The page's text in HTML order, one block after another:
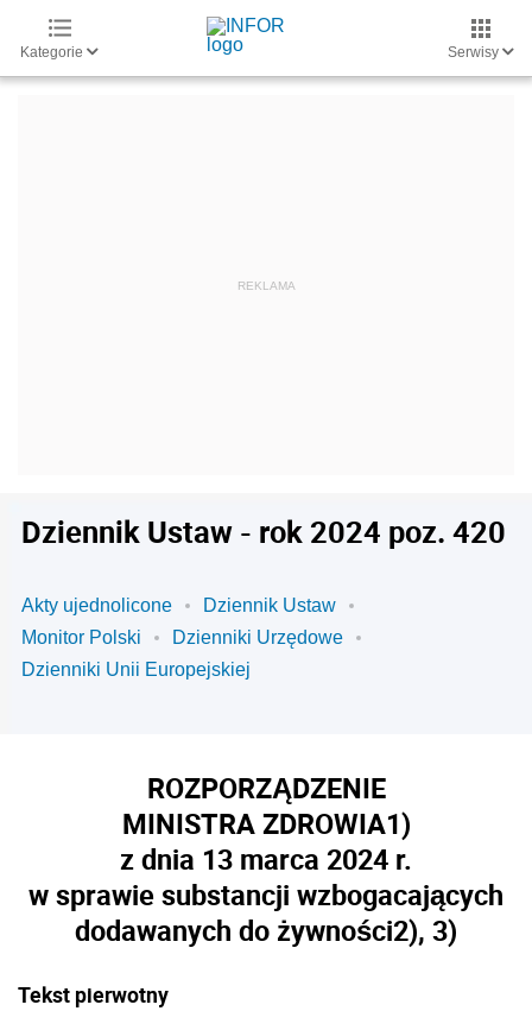
Kategorie Serwisy
Dziennik Ustaw - rok 2024 poz. 420
Akty ujednolicone
Dziennik Ustaw
Monitor Polski
Dzienniki Urzędowe
Dzienniki Unii Europejskiej
ROZPORZĄDZENIE
MINISTRA ZDROWIA1)
z dnia 13 marca 2024 r.
w sprawie substancji wzbogacających
dodawanych do żywności2), 3)
Tekst pierwotny